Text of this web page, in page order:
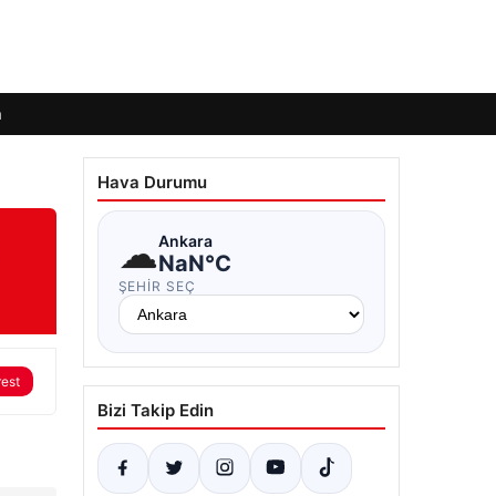
Hava Durumu
☁Ankara
NaN°C
ŞEHIR SEÇ
Bizi Takip Edin